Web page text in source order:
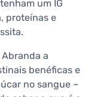
um IG
proteínas e
a
benéficas e
no sangue –